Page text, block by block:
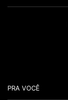
PRA VOCÊ